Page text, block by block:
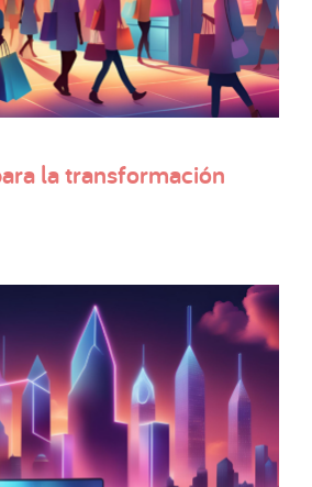
la transformación